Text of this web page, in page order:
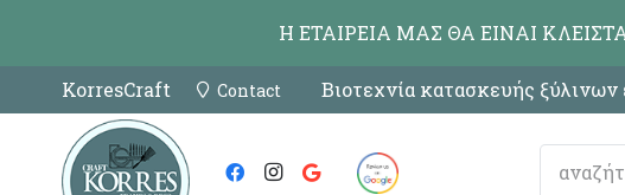
KorresCraft Contact Βιοτεχνία κατασκευής
Η ΕΤΑΙΡΕΙΑ ΜΑΣ ΘΑ ΕΙΝΑΙ